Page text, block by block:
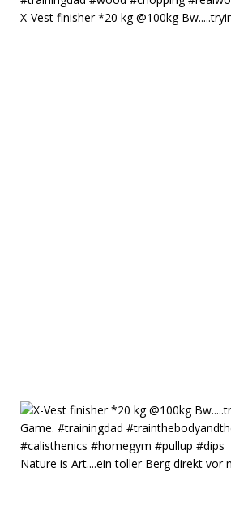
X-Vest finisher *20 kg @100kg
Nature is Art....ein toller Berg direkt vor